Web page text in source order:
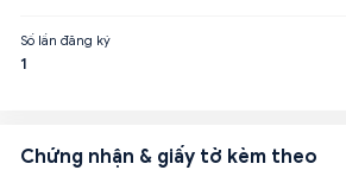
Số lần đăng ký
1
Chứng nhận & giấy tờ kèm theo